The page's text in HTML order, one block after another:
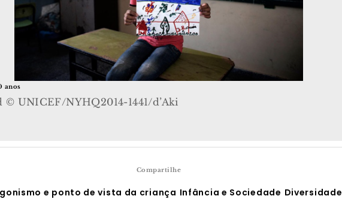
© UNICEF/NYHQ2014-1444/d’Akii
Compartilhe
e ponto de vista da criança Infância e Sociedade Diversidade